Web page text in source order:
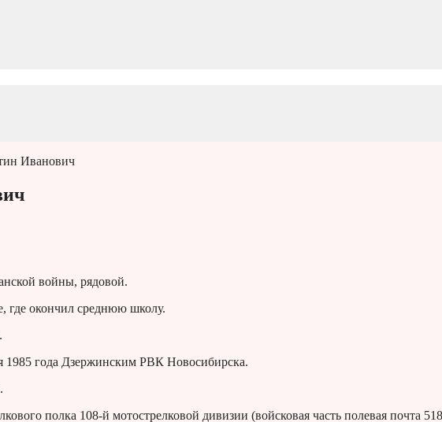
Иванович
войны, рядовой.
где окончил среднюю школу.
года Дзержинским РВК Новосибирска.
полка 108-й мотострелковой дивизии (войсковая часть полевая почта